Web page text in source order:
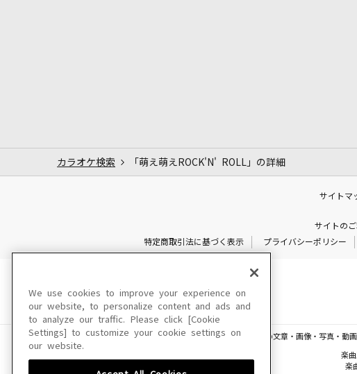
カラオケ検索 「萌え萌えROCK'N' ROLL」の詳細
サイトマ
サイトの
特定商取引法に基づく表示
プライバシーポリシー
このサイトに掲載されている一切の文章・画像・写真・動
楽
楽
We use cookies to improve your experience on
our website, to personalize content and ads and
to analyze our traffic. Please click [Cookie
Settings] to customize your cookie settings on
our website.